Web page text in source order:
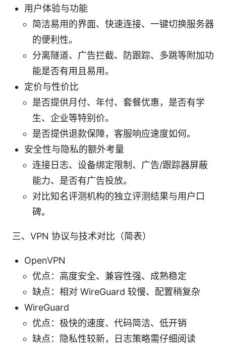
用户体验与功能
简洁易用的界面、快速连接、一键切换服务器
的便利性。
分离隧道、广告拦截、防跟踪、多跳等附加功
能是否有用且易用。
定价与性价比
是否提供月付、年付、套餐优惠，是否有学
生、企业等特别价。
是否提供退款保障，客服响应速度如何。
安全性与隐私的额外考量
连接日志、设备绑定限制、广告/跟踪器屏蔽
能力、是否有广告投放。
对比知名评测机构的独立评测结果与用户口
碑。
三、VPN 协议与技术对比（简表）
OpenVPN
优点：高度安全、兼容性强、成熟稳定
缺点：相对 WireGuard 较慢、配置稍复杂
WireGuard
优点：极快的速度、代码简洁、低开销
缺点：隐私性较新，日志策略需仔细阅读